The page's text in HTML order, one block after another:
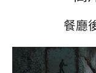
餐廳